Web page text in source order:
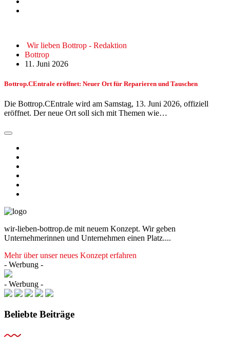
Wir lieben Bottrop - Redaktion
Bottrop
11. Juni 2026
Bottrop.CEntrale eröffnet: Neuer Ort für Reparieren und Tauschen
Die Bottrop.CEntrale wird am Samstag, 13. Juni 2026, offiziell
eröffnet. Der neue Ort soll sich mit Themen wie…
wir-lieben-bottrop.de mit neuem Konzept. Wir geben
Unternehmerinnen und Unternehmen einen Platz....
Mehr über unser neues Konzept erfahren
- Werbung -
- Werbung -
Beliebte Beiträge